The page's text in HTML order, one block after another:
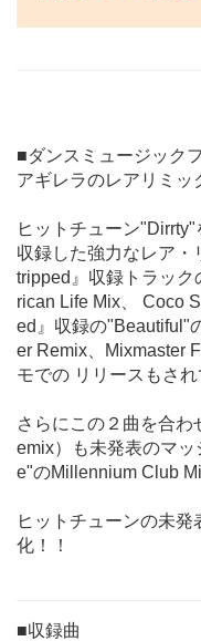
■ダンスミュージック
アギレラのレアリミッ
ヒットチューン
収録した強力なレア・
tripped』収録トラッ
rican Life Mix、 Coco
ed』収録の"Beautiful"
er Remix、Mixmaster
モでの リリースもさ
さらにこの２曲を合
emix）も未発表のマ
e"のMillennium Club
ヒットチューンの未
化！！
■収録曲